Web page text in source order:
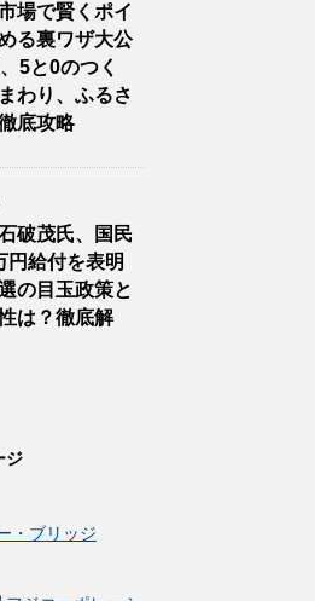
場で賢くポイ
る裏ワザ大公
5と0のつく
わり、ふるさ
底攻略
破茂氏、国民
円給付を表明
の目玉政策と
は？徹底解
ジ
・ブリッジ